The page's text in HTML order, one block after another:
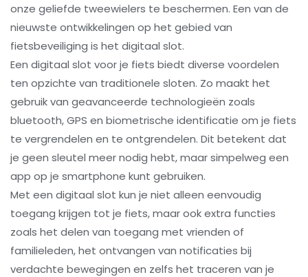
onze geliefde tweewielers te beschermen. Een van de
nieuwste ontwikkelingen op het gebied van
fietsbeveiliging is het digitaal slot.
Een digitaal slot voor je fiets biedt diverse voordelen
ten opzichte van traditionele sloten. Zo maakt het
gebruik van geavanceerde technologieën zoals
bluetooth, GPS en biometrische identificatie om je fiets
te vergrendelen en te ontgrendelen. Dit betekent dat
je geen sleutel meer nodig hebt, maar simpelweg een
app op je smartphone kunt gebruiken.
Met een digitaal slot kun je niet alleen eenvoudig
toegang krijgen tot je fiets, maar ook extra functies
zoals het delen van toegang met vrienden of
familieleden, het ontvangen van notificaties bij
verdachte bewegingen en zelfs het traceren van je